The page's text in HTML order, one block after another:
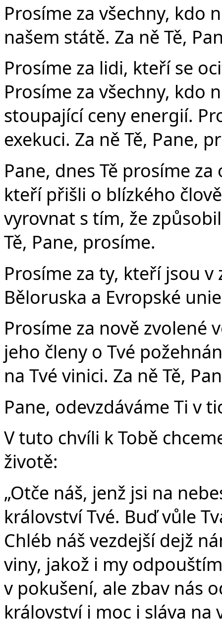
Prosíme za všechny, kdo
našem státě. Za ně Tě,
Prosíme za lidi, kteří se
Prosíme za všechny, kdo
stoupající ceny energií.
exekuci. Za ně Tě, Pane,
Pane, dnes Tě prosíme
kteří přišli o blízkého
vyrovnat s tím, že
Tě, Pane, prosíme.
Prosíme za ty, kteří jsou
Běloruska a Evropské
Prosíme za nově zvolené
jeho členy o Tvé
na Tvé vinici. Za ně Tě,
Pane, odevzdáváme Ti v
V tuto chvíli k Tobě
životě:
„Otče náš, jenž jsi na
království Tvé. Buď vůle
Chléb náš vezdejší dejž
viny, jakož i my
v pokušení, ale zbav nás
království i moc i sláva na